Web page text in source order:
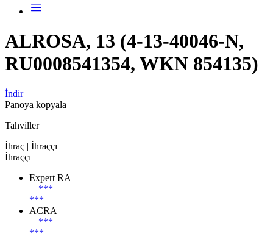
ALROSA, 13 (4-13-40046-N,
RU0008541354, WKN 854135)
İndir
Panoya kopyala
Tahviller
İhraç | İhraççı
İhraççı
Expert RA
| ***
***
ACRA
| ***
***